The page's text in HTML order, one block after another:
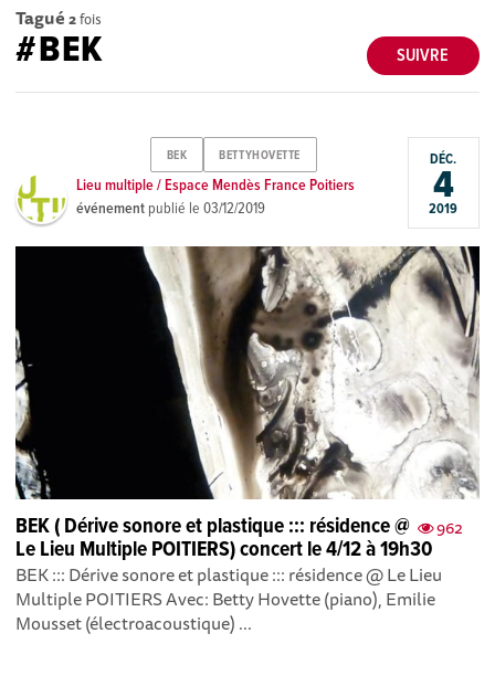
Tagué 2fois
SUIVRE
#BEK
BEK BETTYHOVETTE
Lieu multiple / Espace Mendès France Poitiers
événement publié le03/12/2019
DÉC.
4
2019
962
BEK ( Dérive sonore et plastique ::: résidence @
Le Lieu Multiple POITIERS) concert le 4/12 à 19h30
BEK ::: Dérive sonore et plastique ::: résidence @ Le Lieu
Multiple POITIERS Avec: Betty Hovette (piano), Emilie
Mousset (électroacoustique) ...